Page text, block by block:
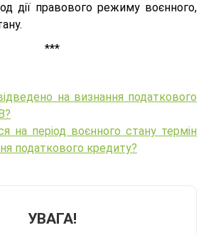
дії правового режиму воєнного,
***
на визнання податкового
на період воєнного стану термін
податкового кредиту?
УВАГА!